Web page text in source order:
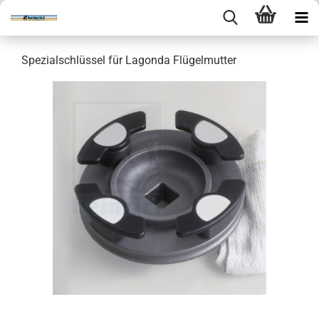
Spezialschlüssel für Lagonda Flügelmutter